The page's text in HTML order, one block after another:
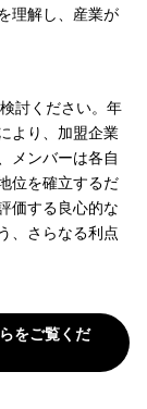
理解し、産業が
討ください。年
より、加盟企業
メンバーは各自
位を確立するだ
価する良心的な
、さらなる利点
をご覧くだ